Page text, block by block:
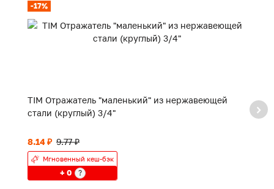
-17%
TIM Отражатель "маленький" из нержавеющей
стали (круглый) 3/4"
8.14 ₽ 9.77 ₽
Мгновенный кеш-бэк
+ 0 ?